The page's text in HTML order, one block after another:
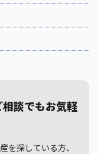
談でもお気軽
を探している方、